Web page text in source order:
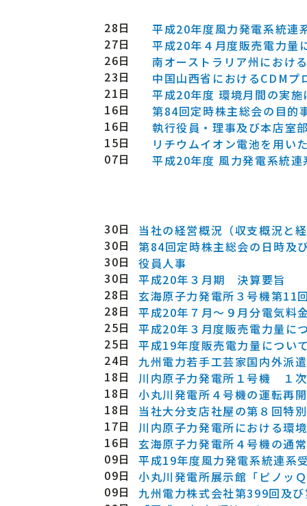
28日
平成20年度風力発電系統連
27日
平成20年４月度販売電力量
26日
南オーストラリア州におけ
23日
中国山西省におけるCDM
21日
平成20年度 環境月間の実施
16日
第84回定時株主総会の目的
16日
執行役員・理事及び本店室
15日
リチウムイオン電池を用い
07日
平成20年度 風力発電系統
30日
当社の経営概況（収支概況と
30日
第84回定時株主総会の日時及
30日
役員人事
30日
平成20年３月期 決算要旨
28日
玄海原子力発電所３号機第11
28日
平成20年７月～９月分電気料
25日
平成20年３月度販売電力量に
25日
平成19年度販売電力量につい
24日
九州電力若手工芸家国内外派
18日
川内原子力発電所１号機 １
18日
小丸川発電所４号機の運転再
18日
当社大分支店社屋の第８回特
17日
川内原子力発電所における環
16日
玄海原子力発電所４号機の通
09日
平成19年度風力発電系統連系
09日
小丸川発電所展示館「ピノッ
09日
九州電力株式会社第399回及